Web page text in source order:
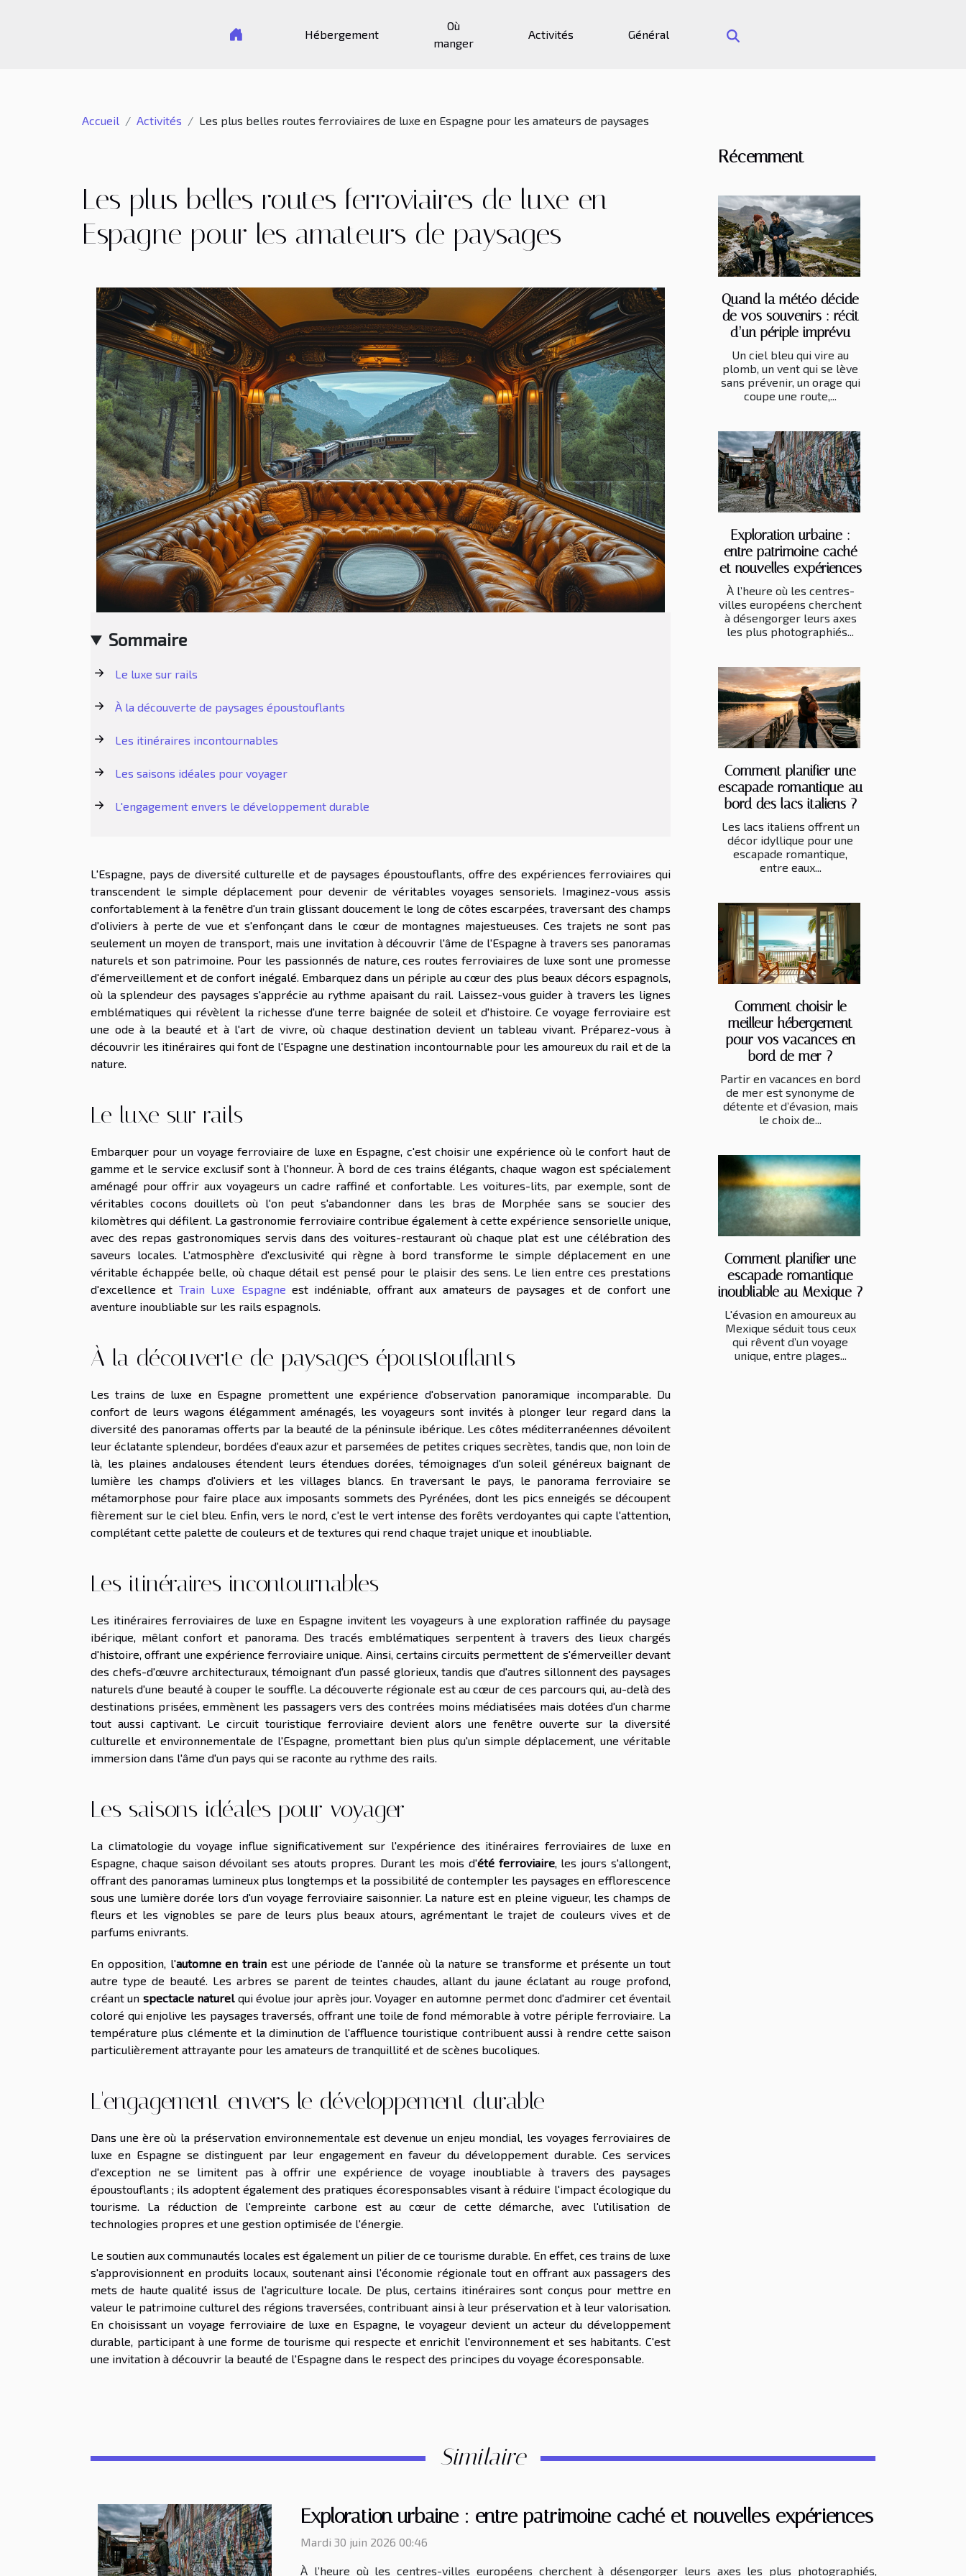
Hébergement
Où
manger
Activités Général
Accueil Activités Les plus belles routes ferroviaires de luxe en Espagne pour les amateurs de paysages
Les plus belles routes ferroviaires de luxe en
Espagne pour les amateurs de paysages
Sommaire
Le luxe sur rails
À la découverte de paysages époustouflants
Les itinéraires incontournables
Les saisons idéales pour voyager
L'engagement envers le développement durable
L'Espagne, pays de diversité culturelle et de paysages époustouflants, offre des expériences ferroviaires qui
transcendent le simple déplacement pour devenir de véritables voyages sensoriels. Imaginez-vous assis
confortablement à la fenêtre d'un train glissant doucement le long de côtes escarpées, traversant des champs
d'oliviers à perte de vue et s'enfonçant dans le cœur de montagnes majestueuses. Ces trajets ne sont pas
seulement un moyen de transport, mais une invitation à découvrir l'âme de l'Espagne à travers ses panoramas
naturels et son patrimoine. Pour les passionnés de nature, ces routes ferroviaires de luxe sont une promesse
d'émerveillement et de confort inégalé. Embarquez dans un périple au cœur des plus beaux décors espagnols,
où la splendeur des paysages s'apprécie au rythme apaisant du rail. Laissez-vous guider à travers les lignes
emblématiques qui révèlent la richesse d'une terre baignée de soleil et d'histoire. Ce voyage ferroviaire est
une ode à la beauté et à l'art de vivre, où chaque destination devient un tableau vivant. Préparez-vous à
découvrir les itinéraires qui font de l'Espagne une destination incontournable pour les amoureux du rail et de la
nature.
Le luxe sur rails
Embarquer pour un voyage ferroviaire de luxe en Espagne, c'est choisir une expérience où le confort haut de
gamme et le service exclusif sont à l'honneur. À bord de ces trains élégants, chaque wagon est spécialement
aménagé pour offrir aux voyageurs un cadre raffiné et confortable. Les voitures-lits, par exemple, sont de
véritables cocons douillets où l'on peut s'abandonner dans les bras de Morphée sans se soucier des
kilomètres qui défilent. La gastronomie ferroviaire contribue également à cette expérience sensorielle unique,
avec des repas gastronomiques servis dans des voitures-restaurant où chaque plat est une célébration des
saveurs locales. L'atmosphère d'exclusivité qui règne à bord transforme le simple déplacement en une
véritable échappée belle, où chaque détail est pensé pour le plaisir des sens. Le lien entre ces prestations
d'excellence et Train Luxe Espagne est indéniable, offrant aux amateurs de paysages et de confort une
aventure inoubliable sur les rails espagnols.
À la découverte de paysages époustouflants
Les trains de luxe en Espagne promettent une expérience d'observation panoramique incomparable. Du
confort de leurs wagons élégamment aménagés, les voyageurs sont invités à plonger leur regard dans la
diversité des panoramas offerts par la beauté de la péninsule ibérique. Les côtes méditerranéennes dévoilent
leur éclatante splendeur, bordées d'eaux azur et parsemées de petites criques secrètes, tandis que, non loin de
là, les plaines andalouses étendent leurs étendues dorées, témoignages d'un soleil généreux baignant de
lumière les champs d'oliviers et les villages blancs. En traversant le pays, le panorama ferroviaire se
métamorphose pour faire place aux imposants sommets des Pyrénées, dont les pics enneigés se découpent
fièrement sur le ciel bleu. Enfin, vers le nord, c'est le vert intense des forêts verdoyantes qui capte l'attention,
complétant cette palette de couleurs et de textures qui rend chaque trajet unique et inoubliable.
Les itinéraires incontournables
Les itinéraires ferroviaires de luxe en Espagne invitent les voyageurs à une exploration raffinée du paysage
ibérique, mêlant confort et panorama. Des tracés emblématiques serpentent à travers des lieux chargés
d'histoire, offrant une expérience ferroviaire unique. Ainsi, certains circuits permettent de s'émerveiller devant
des chefs-d'œuvre architecturaux, témoignant d'un passé glorieux, tandis que d'autres sillonnent des paysages
naturels d'une beauté à couper le souffle. La découverte régionale est au cœur de ces parcours qui, au-delà des
destinations prisées, emmènent les passagers vers des contrées moins médiatisées mais dotées d'un charme
tout aussi captivant. Le circuit touristique ferroviaire devient alors une fenêtre ouverte sur la diversité
culturelle et environnementale de l'Espagne, promettant bien plus qu'un simple déplacement, une véritable
immersion dans l'âme d'un pays qui se raconte au rythme des rails.
Les saisons idéales pour voyager
La climatologie du voyage influe significativement sur l'expérience des itinéraires ferroviaires de luxe en
Espagne, chaque saison dévoilant ses atouts propres. Durant les mois d'été ferroviaire, les jours s'allongent,
offrant des panoramas lumineux plus longtemps et la possibilité de contempler les paysages en efflorescence
sous une lumière dorée lors d'un voyage ferroviaire saisonnier. La nature est en pleine vigueur, les champs de
fleurs et les vignobles se pare de leurs plus beaux atours, agrémentant le trajet de couleurs vives et de
parfums enivrants.
En opposition, l'automne en train est une période de l'année où la nature se transforme et présente un tout
autre type de beauté. Les arbres se parent de teintes chaudes, allant du jaune éclatant au rouge profond,
créant un spectacle naturelqui évolue jour après jour. Voyager en automne permet donc d'admirer cet éventail
coloré qui enjolive les paysages traversés, offrant une toile de fond mémorable à votre périple ferroviaire. La
température plus clémente et la diminution de l'affluence touristique contribuent aussi à rendre cette saison
particulièrement attrayante pour les amateurs de tranquillité et de scènes bucoliques.
L'engagement envers le développement durable
Dans une ère où la préservation environnementale est devenue un enjeu mondial, les voyages ferroviaires de
luxe en Espagne se distinguent par leur engagement en faveur du développement durable. Ces services
d'exception ne se limitent pas à offrir une expérience de voyage inoubliable à travers des paysages
époustouflants ; ils adoptent également des pratiques écoresponsables visant à réduire l'impact écologique du
tourisme. La réduction de l'empreinte carbone est au cœur de cette démarche, avec l'utilisation de
technologies propres et une gestion optimisée de l'énergie.
Le soutien aux communautés locales est également un pilier de ce tourisme durable. En effet, ces trains de luxe
s'approvisionnent en produits locaux, soutenant ainsi l'économie régionale tout en offrant aux passagers des
mets de haute qualité issus de l'agriculture locale. De plus, certains itinéraires sont conçus pour mettre en
valeur le patrimoine culturel des régions traversées, contribuant ainsi à leur préservation et à leur valorisation.
En choisissant un voyage ferroviaire de luxe en Espagne, le voyageur devient un acteur du développement
durable, participant à une forme de tourisme qui respecte et enrichit l'environnement et ses habitants. C'est
une invitation à découvrir la beauté de l'Espagne dans le respect des principes du voyage écoresponsable.
Récemment
Quand la météo décide
de vos souvenirs : récit
d’un périple imprévu
Un ciel bleu qui vire au
plomb, un vent qui se lève
sans prévenir, un orage qui
coupe une route,...
Exploration urbaine :
entre patrimoine caché
et nouvelles expériences
À l’heure où les centres-
villes européens cherchent
à désengorger leurs axes
les plus photographiés...
Comment planifier une
escapade romantique au
bord des lacs italiens ?
Les lacs italiens offrent un
décor idyllique pour une
escapade romantique,
entre eaux...
Comment choisir le
meilleur hébergement
pour vos vacances en
bord de mer ?
Partir en vacances en bord
de mer est synonyme de
détente et d’évasion, mais
le choix de...
Comment planifier une
escapade romantique
inoubliable au Mexique ?
L'évasion en amoureux au
Mexique séduit tous ceux
qui rêvent d’un voyage
unique, entre plages...
Similaire
Exploration urbaine : entre patrimoine caché et nouvelles expériences
Mardi 30 juin 2026 00:46
À l’heure où les centres-villes européens cherchent à désengorger leurs axes les plus photographiés,